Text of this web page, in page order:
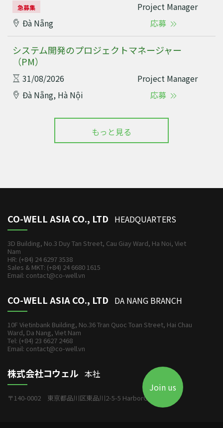
急募集
Project Manager
Đà Nẵng
応募
システム開発のプロジェクトマネージャー
（PM）
31/08/2026
Project Manager
Đà Nẵng, Hà Nội
応募
もっと見る
CO-WELL ASIA CO., LTD HEADQUARTERS
3D Building, No.3 Duy Tan Street, Cau Giay Ward, Ha Noi, Viet
Nam
HR: (+84) 24 6297 3538
Sales & MKT: (+84) 24 6680 1615
Email: contact@co-well.vn
CO-WELL ASIA CO., LTD DA NANG BRANCH
10F Vietinbank Building, No.36 Tran Quoc Toan Street, Hai Chau
Ward, Da Nang, Viet Nam
Tel: (+84) 23 6627 2468
Email: contact@co-well.vn
株式会社コウェル 本社
〒140-0002 東京都品川区東品川2-5-5 HarborOneビル6F
Join us